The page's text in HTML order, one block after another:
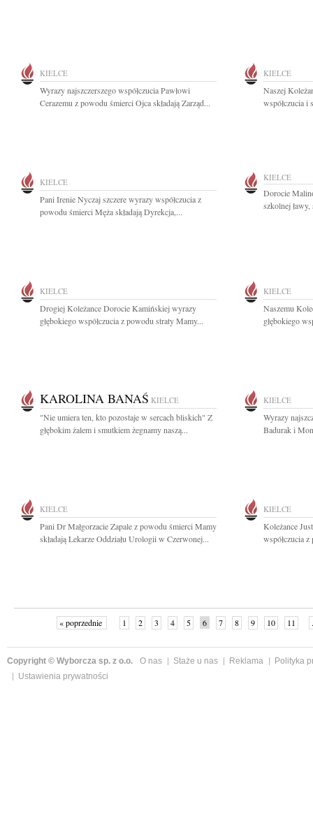
KIELCE
Wyrazy najszczerszego współczucia Pawłowi
Cerazemu z powodu śmierci Ojca składają Zarząd...
KIELCE
Naszej
współczucia i
KIELCE
Pani Irenie Nyczaj szczere wyrazy współczucia z
powodu śmierci Męża składają Dyrekcja,...
KIELCE
Dorocie
szkolnej
KIELCE
Drogiej Koleżance Dorocie Kamińskiej wyrazy
głębokiego współczucia z powodu straty Mamy...
KIELCE
Naszemu
głębokiego
KAROLINA BANAŚ KIELCE
"Nie umiera ten, kto pozostaje w sercach bliskich" Z
głębokim żalem i smutkiem żegnamy naszą...
KIELCE
Wyrazy
Badurak i
KIELCE
Pani Dr Małgorzacie Zapale z powodu śmierci Mamy
składają Lekarze Oddziału Urologii w Czerwonej...
KIELCE
Koleżance
współczucia
« poprzednie 1 2 3 4 5 6 7 8 9 10 11
Copyright © Wyborcza sp. z o.o. O nas Staże u nas Reklama
Polityka
Ustawienia prywatności